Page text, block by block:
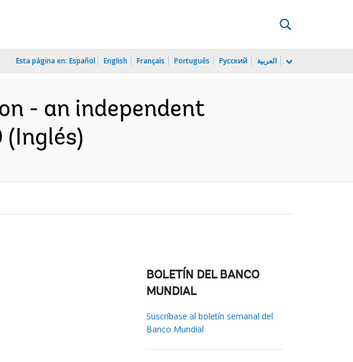
Esta página en: Español English Français Português Русский العربية
- an independent
BOLETÍN DEL BANCO
MUNDIAL
Suscríbase al boletín semanal del
Banco Mundial